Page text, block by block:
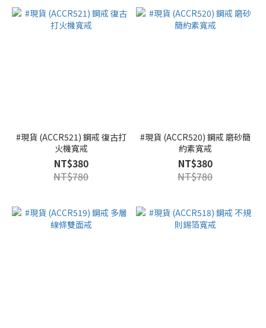
#現貨 (ACCR521) 鋼戒 復古打
火機寬戒
NT$380
NT$780
#現貨 (ACCR520) 鋼戒 磨砂簡
約素寬戒
NT$380
NT$780